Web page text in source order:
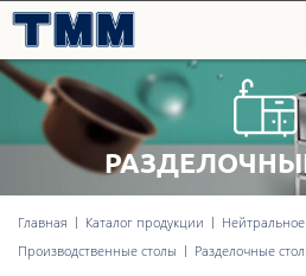
8-800-707-09-52
Нейтральное оборудование
Главная Каталог продукции
Производственные столы
Разделочные